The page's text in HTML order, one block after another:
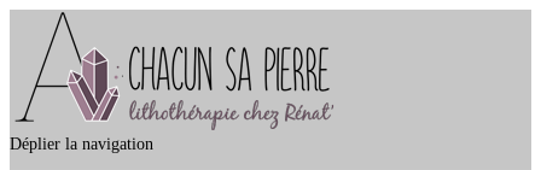
Déplier la navigation